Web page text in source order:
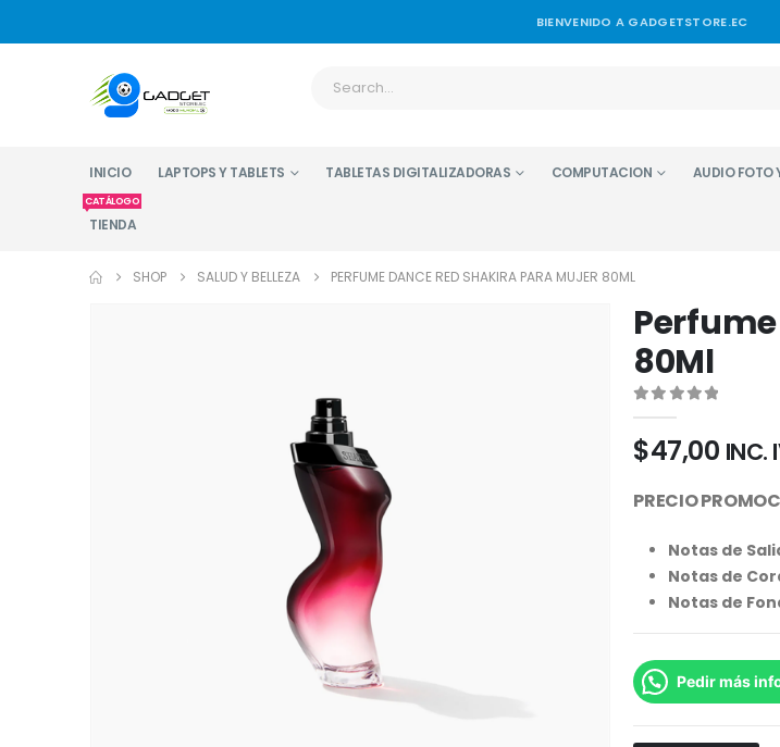
BIENVENIDO A GADGETSTORE.EC
INICIO LAPTOPS Y TABLETS TABLETAS DIGITALIZADORAS COMPUTACION AUDIO FOTO
TIENDA
CATÁLOGO
SHOP SALUD Y BELLEZA PERFUME DANCE RED SHAKIRA PARA MUJER 80ML
80Ml
0out of 5
$47,00 INC.
PRECIO
Notas de
Notas de
Notas de
Pedir más